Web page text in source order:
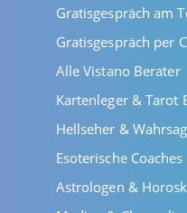
Gratisgespräch am
Gratisgespräch per
Alle Vistano Berater
Kartenleger & Tarot
Hellseher &
Esoterische Coaches
Astrologen &